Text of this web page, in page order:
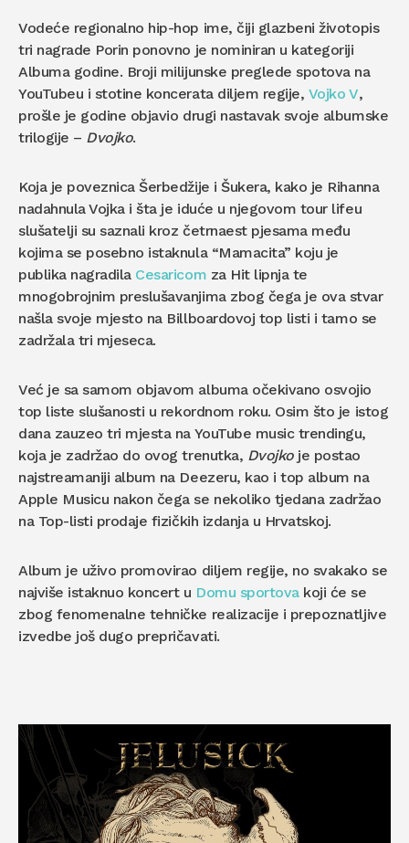
Vodeće regionalno hip-hop ime, čiji glazbeni životopis
tri nagrade Porin ponovno je nominiran u kategoriji
Albuma godine. Broji milijunske preglede spotova na
YouTubeu i stotine koncerata diljem regije, Vojko V,
prošle je godine objavio drugi nastavak svoje albumske
trilogije – Dvojko.
Koja je poveznica Šerbedžije i Šukera, kako je Rihanna
nadahnula Vojka i šta je iduće u njegovom tour lifeu
slušatelji su saznali kroz četrnaest pjesama među
kojima se posebno istaknula “Mamacita” koju je
publika nagradila Cesaricom za Hit lipnja te
mnogobrojnim preslušavanjima zbog čega je ova stvar
našla svoje mjesto na Billboardovoj top listi i tamo se
zadržala tri mjeseca.
Već je sa samom objavom albuma očekivano osvojio
top liste slušanosti u rekordnom roku. Osim što je istog
dana zauzeo tri mjesta na YouTube music trendingu,
koja je zadržao do ovog trenutka, Dvojkoje postao
najstreamaniji album na Deezeru, kao i top album na
Apple Musicu nakon čega se nekoliko tjedana zadržao
na Top-listi prodaje fizičkih izdanja u Hrvatskoj.
Album je uživo promovirao diljem regije, no svakako se
najviše istaknuo koncert u Domu sportovakoji će se
zbog fenomenalne tehničke realizacije i prepoznatljive
izvedbe još dugo prepričavati.